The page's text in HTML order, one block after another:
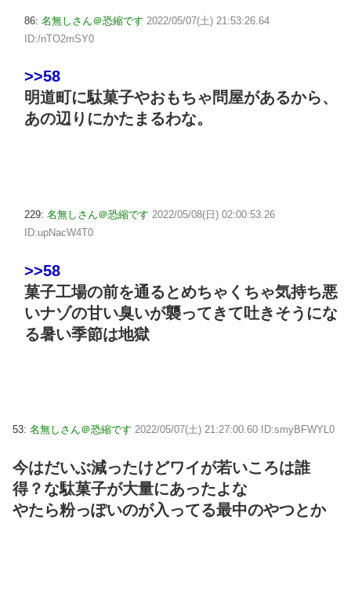
86: 名無しさん＠恐縮です 2022/05/07(土) 21:53:26.64
ID:/nTO2mSY0
>>58
明道町に駄菓子やおもちゃ問屋があるから、
あの辺りにかたまるわな。
229: 名無しさん＠恐縮です 2022/05/08(日) 02:00:53.26
ID:upNacW4T0
>>58
菓子工場の前を通るとめちゃくちゃ気持ち悪
いナゾの甘い臭いが襲ってきて吐きそうにな
る暑い季節は地獄
53: 名無しさん＠恐縮です 2022/05/07(土) 21:27:00.60 ID:smyBFWYL0
今はだいぶ減ったけどワイが若いころは誰
得？な駄菓子が大量にあったよな
やたら粉っぽいのが入ってる最中のやつとか